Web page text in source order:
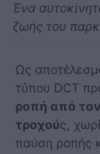
Ένα
ζωής του
Ως
τύπου DCT
ροπή από
τροχούς,
παύση ροπής